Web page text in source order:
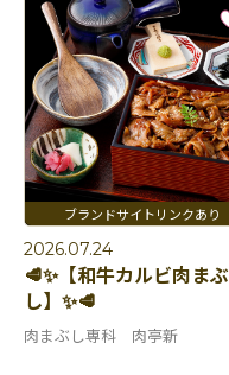
2026.07.24
🥩✨【和牛カルビ肉まぶ
し】✨🥩
肉まぶし専科 肉亭新